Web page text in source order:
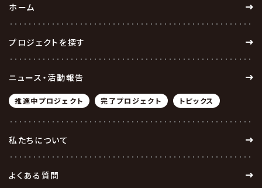
02.28
DNPの「メタバース役所」を活用した東京都
ホーム
プロジェクトを探す
ニュース・活動報告
推進中プロジェクト 完了プロジェクト トピックス
私たちについて
よくある質問